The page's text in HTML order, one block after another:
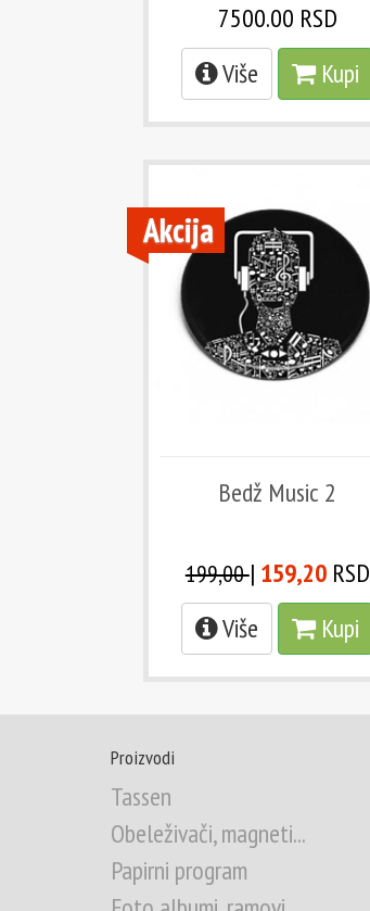
7500.00 RSD
Više
Kupi
Bedž Music 2
199,00| 159,20RSD
Više
Kupi
Akcija
Proizvodi
Tassen
Obeleživači, magneti...
Papirni program